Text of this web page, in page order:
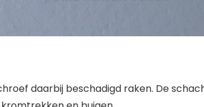
daarbij beschadigd raken. De